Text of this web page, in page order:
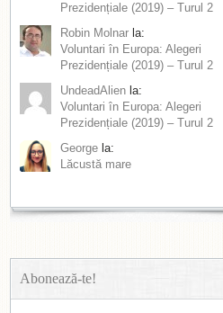
Prezidențiale (2019) – Turul 2
Robin Molnar la:
Voluntari în Europa: Alegeri
Prezidențiale (2019) – Turul 2
UndeadAlien la:
Voluntari în Europa: Alegeri
Prezidențiale (2019) – Turul 2
George la:
Lăcustă mare
Abonează-te!